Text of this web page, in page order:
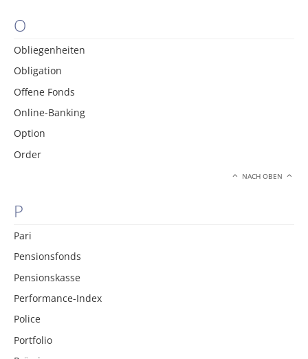
O
Obliegenheiten
Obligation
Offene Fonds
Online-Banking
Option
Order
NACH OBEN
P
Pari
Pensionsfonds
Pensionskasse
Performance-Index
Police
Portfolio